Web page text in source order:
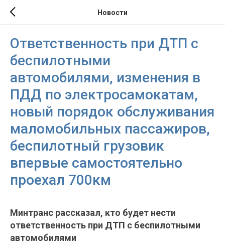
Новости
Ответственность при ДТП с
беспилотными
автомобилями, изменения в
ПДД по электросамокатам,
новый порядок обслуживания
маломобильных пассажиров,
беспилотный грузовик
впервые самостоятельно
проехал 700км
Минтранс рассказал, кто будет нести
ответственность при ДТП с беспилотными
автомобилями